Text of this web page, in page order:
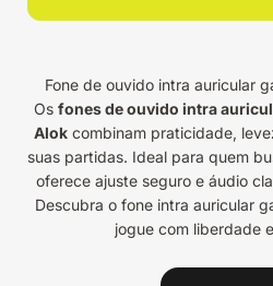
Fone de ouvido intra auricular
Os fones de ouvido intra
Alok combinam praticidade,
suas partidas. Ideal para quem
oferece ajuste seguro e áudio
Descubra o fone intra auricular
jogue com liberdade